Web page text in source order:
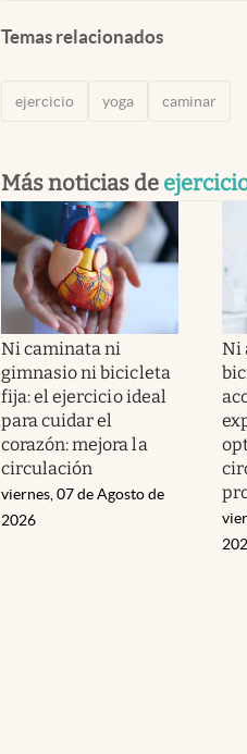
Temas relacionados
ejercicio yoga caminar
Más noticias de
Ni caminata ni
gimnasio ni bicicleta
fija: el ejercicio ideal
para cuidar el
corazón: mejora la
circulación
viernes, 07 de Agosto de
2026
Ni